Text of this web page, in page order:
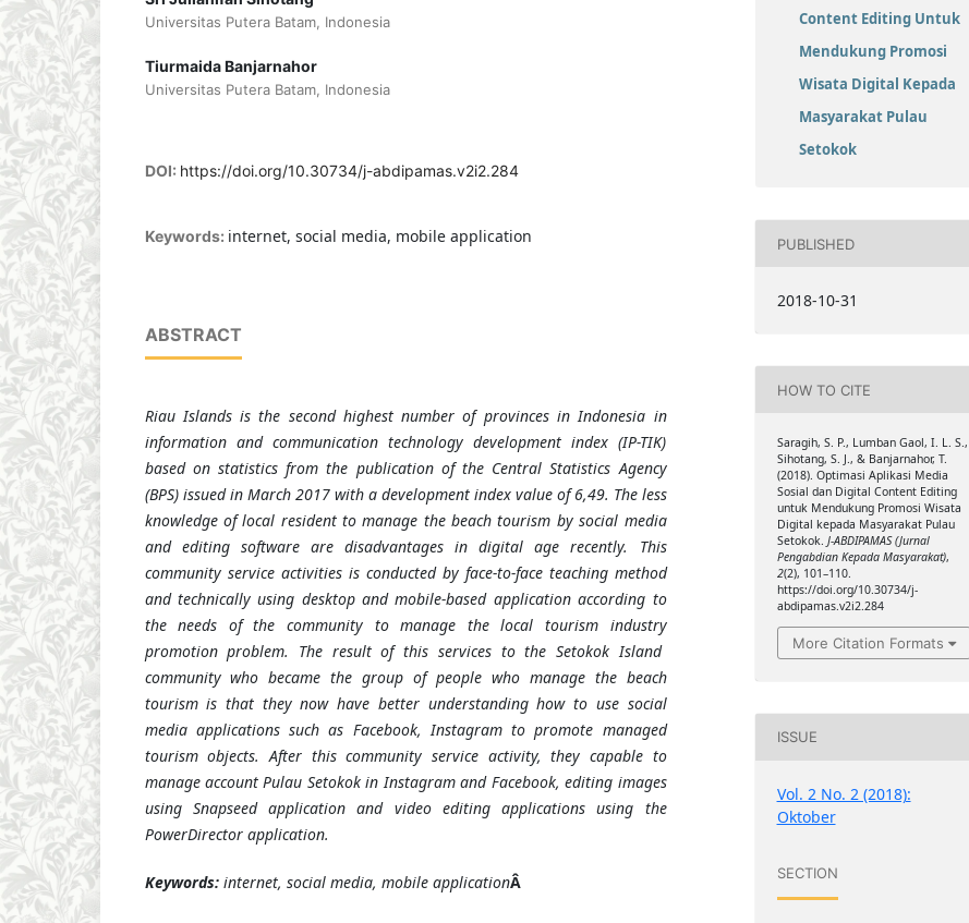
Universitas Putera Batam, Indonesia
Tiurmaida Banjarnahor
Universitas Putera Batam, Indonesia
DOI: https://doi.org/10.30734/j-abdipamas.v2i2.284
Keywords: internet, social media, mobile application
ABSTRACT
Riau Islands is the second highest number of provinces in Indonesia in
information and communication technology development index (IP-TIK)
based on statistics from the publication of the Central Statistics Agency
(BPS) issued in March 2017 with a development index value of 6,49. The less
knowledge of local resident to manage the beach tourism by social media
and editing software are disadvantages in digital age recently. This
community service activities is conducted by face-to-face teaching method
and technicallyusing desktop and mobile-based applicationaccording to
the needs of the community to manage thelocal tourism industry
promotion problem. The result ofthis services to the SetokokIsland
community who became thegroup of people who manage thebeach
tourism is that theynow have better understandinghow to use social
media applications such as Facebook, Instagram to promote managed
tourism objects. After this community service activity, they capable to
manage account Pulau Setokok in Instagram and Facebook,editing images
using Snapseed application and video editing applications using the
PowerDirector application.
Keywords: internet, social media, mobile applicationÂ
Content Editing Untuk
Mendukung Promosi
Wisata Digital Kepada
Masyarakat Pulau
Setokok
PUBLISHED
2018-10-31
HOW TO CITE
Saragih, S. P., Lumban Gaol, I. L. S.,
Sihotang, S. J., & Banjarnahor, T.
(2018). Optimasi Aplikasi Media
Sosial dan Digital Content Editing
untuk Mendukung Promosi Wisata
Digital kepada Masyarakat Pulau
Setokok. J-ABDIPAMAS (Jurnal
Pengabdian Kepada Masyarakat),
2(2), 101–110.
https://doi.org/10.30734/j-
abdipamas.v2i2.284
More Citation Formats
ISSUE
Vol. 2 No. 2 (2018):
Oktober
SECTION